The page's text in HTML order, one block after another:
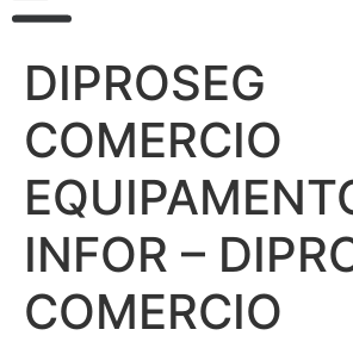
DIPROSEG
COMERCIO
INFOR –
COMERCIO